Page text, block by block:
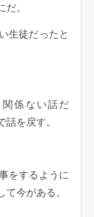
。
生徒だったと
係ない話だ
を戻す。
をするように
今がある。